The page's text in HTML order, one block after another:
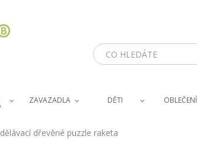
ZAVAZADLA DĚTI OBLEČENÍ
dřevěné puzzle raketa